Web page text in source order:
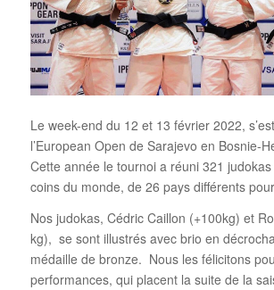
Le week-end du 12 et 13 février 2022,
l’European Open de Sarajevo en Bosnie-
Cette année le tournoi a réuni 321
coins du monde, de 26 pays différents
Nos judokas, Cédric Caillon (+100kg) et
kg), se sont illustrés avec brio en
médaille de bronze. Nous les félicitons
performances, qui placent la suite de la